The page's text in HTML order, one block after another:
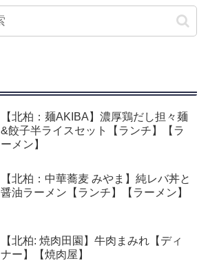
【北柏：麺AKIBA】濃厚鶏だし担々麺
&餃子半ライスセット【ランチ】【ラ
ーメン】
【北柏：中華蕎麦 みやま】純レバ丼と
醤油ラーメン【ランチ】【ラーメン】
【北柏: 焼肉田園】牛肉まみれ【ディ
ナー】【焼肉屋】